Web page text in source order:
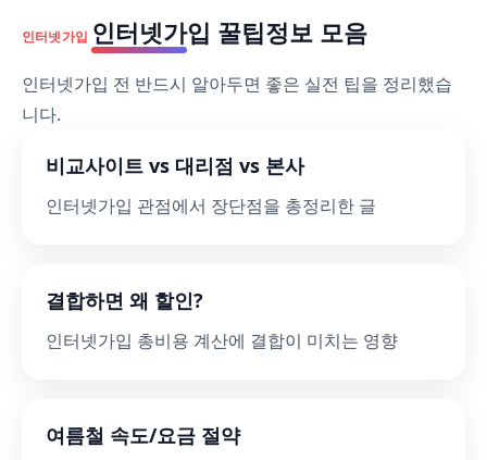
인터넷가입 인터넷가입 꿀팁정보 모음
인터넷가입 전 반드시 알아두면 좋은 실전 팁을 정리했습
니다.
비교사이트 vs 대리점 vs 본사
인터넷가입 관점에서 장단점을 총정리한 글
결합하면 왜 할인?
인터넷가입 총비용 계산에 결합이 미치는 영향
여름철 속도/요금 절약